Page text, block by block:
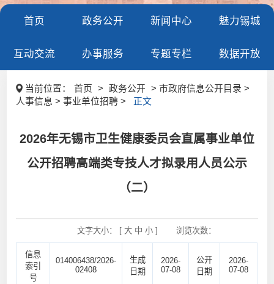
首页 政务公开 新闻中心 魅力锡城
互动交流 办事服务 专题专栏 数据开放
当前位置： 首页 > 政务公开
> 市政府信息公开目录 >
人事信息 > 事业单位招聘 >
正文
2026年无锡市卫生健康委员会直属事业单位
公开招聘高端类专技人才拟录用人员公示
（二）
文字大小： [ 大 中 小] 浏览次数：
信息
索引
号
014006438/2026-
02408
生成
日期
2026-
07-08
公开
日期
2026-
07-08